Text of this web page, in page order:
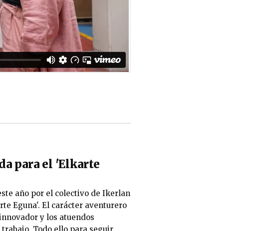
para el 'Elkarte
año por el colectivo de Ikerlan
Eguna'. El carácter aventurero
y los atuendos
Todo ello para seguir